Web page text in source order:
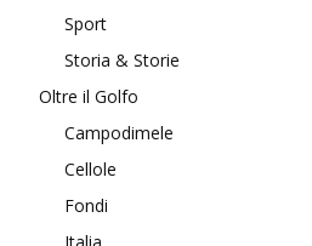
Sport
Storia & Storie
Oltre il Golfo
Campodimele
Cellole
Fondi